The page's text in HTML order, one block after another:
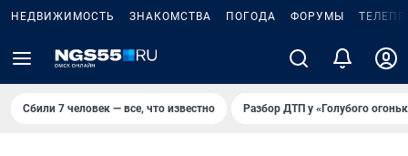
НЕДВИЖИМОСТЬ ЗНАКОМСТВА ПОГОДА ФОРУМЫ
Сбили 7 человек — все, что известно Разбор ДТП у «Голубого